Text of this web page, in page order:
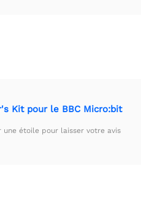
Kit pour le BBC Micro:bit
une étoile pour laisser votre avis